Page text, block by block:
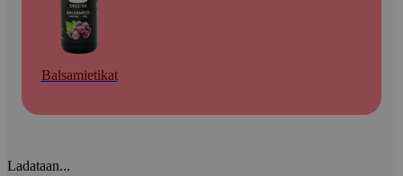
Balsamietikat
Ladataan...